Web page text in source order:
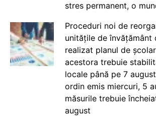
stres permanent, o
Proceduri noi de
unitățile de învățământ
realizat planul de
acestora trebuie
locale până pe 7
ordin emis miercuri, 5
măsurile trebuie
august